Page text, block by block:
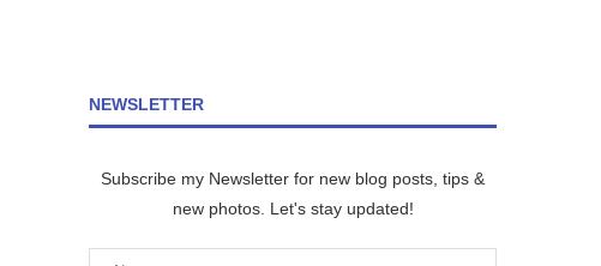
NEWSLETTER
Subscribe my Newsletter for new blog posts, tips &
new photos. Let's stay updated!